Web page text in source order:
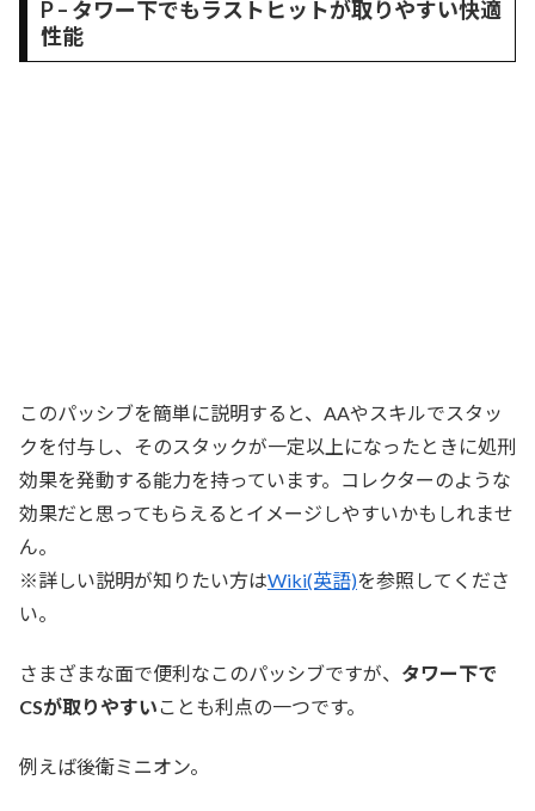
P – タワー下でもラストヒットが取りやすい快適
性能
このパッシブを簡単に説明すると、AAやスキルでスタッ
クを付与し、そのスタックが一定以上になったときに処刑
効果を発動する能力を持っています。コレクターのような
効果だと思ってもらえるとイメージしやすいかもしれませ
ん。
※詳しい説明が知りたい方はWiki(英語)を参照してくださ
い。
さまざまな面で便利なこのパッシブですが、 タワー下で
CSが取りやすい ことも利点の一つです。
例えば後衛ミニオン。